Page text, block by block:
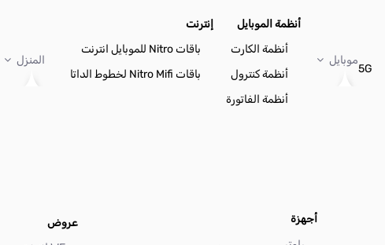
5G
موبايل
أنظمة الموبايل
أنظمة الكارت
أنظمة كنترول
أنظمة الفاتورة
إنترنت
باقات Nitro للموبايل انترنت
باقات Nitro Mifi لخطوط الداتا
المنزل
أجهزة
عروض